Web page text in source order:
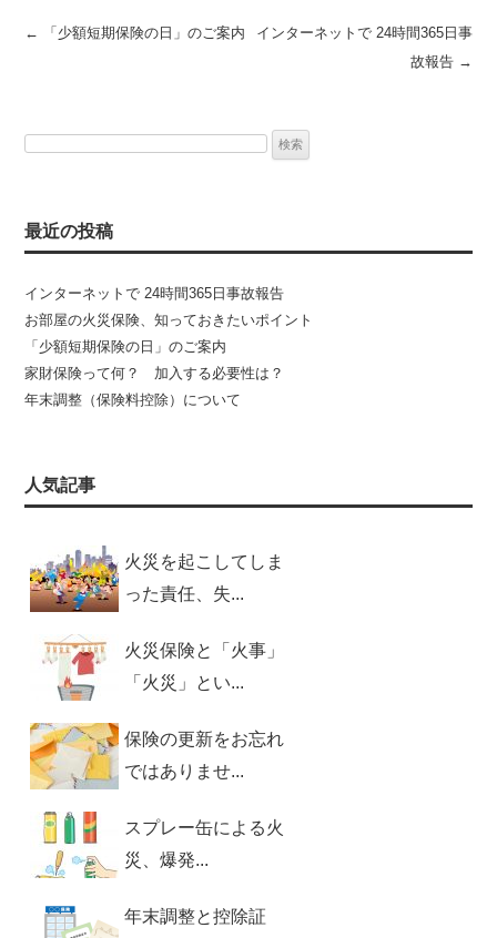
投稿ナビゲーション
← 「少額短期保険の日」のご案内
インターネットで 24時間365日事
故報告 →
検
最近の投稿
インターネットで 24時間365日事故報告
お部屋の火災保険、知っておきたいポイント
「少額短期保険の日」のご案内
家財保険って何？ 加入する必要性は？
年末調整（保険料控除）について
人気記事
火災を起こしてしま
った責任、失...
火災保険と「火事」
「火災」とい...
保険の更新をお忘れ
ではありませ...
スプレー缶による火
災、爆発...
年末調整と控除証